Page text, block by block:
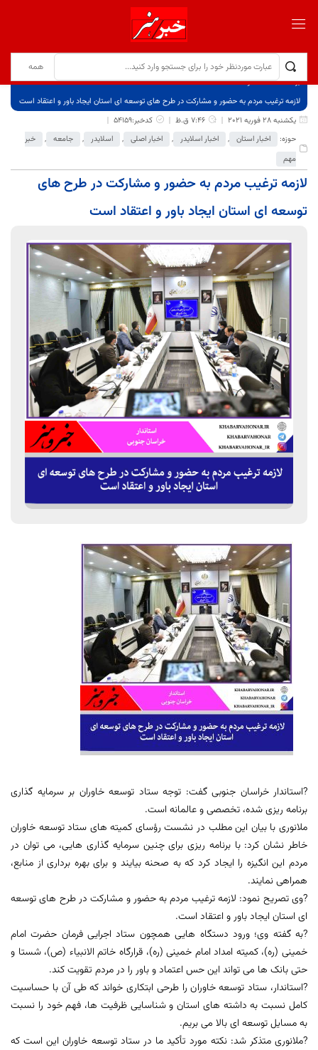
برگ نخست
نوشته‌ها
لازمه ترغیب مردم به حضور و مشارکت در طرح های توسعه ای استان ایجاد باور و اعتقاد است
یکشنبه 28 فوریه 2021
7:46 ق.ظ
کدخبر:54159
حوزه:
اخبار استان , اخبار اسلایدر , اخبار اصلی , اسلایدر , جامعه ,
خبر
مهم
لازمه ترغیب مردم به حضور و مشارکت در طرح های
توسعه ای استان ایجاد باور و اعتقاد است
?استاندار خراسان جنوبی گفت: توجه ستاد توسعه‌ خاوران بر سرمایه گذاری
برنامه ریزی شده، تخصصی و عالمانه است.
ملانوری با بیان این مطلب در نشست رؤسای کمیته های ستاد توسعه خاوران
خاطر نشان کرد: با برنامه ریزی برای چنین سرمایه گذاری هایی، می توان در
مردم این انگیزه را ایجاد کرد که به صحنه بیایند و برای بهره برداری از منابع،
همراهی نمایند.
?وی تصریح نمود: لازمه ترغیب مردم به حضور و مشارکت در طرح های توسعه
ای استان ایجاد باور و اعتقاد است.
?به گفته وی؛ ورود دستگاه هایی همچون ستاد اجرایی فرمان حضرت امام
خمینی (ره)، کمیته امداد امام خمینی (ره)، قرارگاه خاتم الانبیاء (ص)، شستا و
حتی بانک ها می تواند این حس اعتماد و باور را در مردم تقویت کند.
?استاندار، ستاد توسعه خاوران را طرحی ابتکاری خواند که طی آن با حساسیت
کامل نسبت به داشته های استان و شناسایی ظرفیت ها، فهم خود را نسبت
به مسایل توسعه ای بالا می بریم.
?ملانوری متذکر شد: نکته مورد تأکید ما در ستاد توسعه خاوران این است که